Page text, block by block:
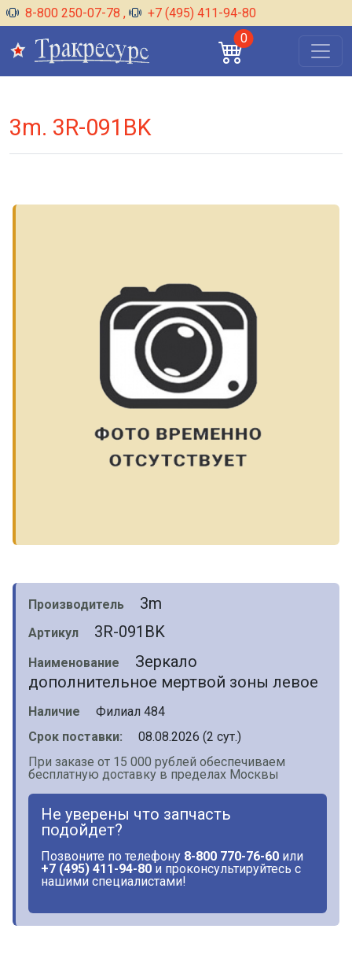
8-800 250-07-78 ,
+7 (495) 411-94-80
0
3m. 3R-091BK
Производитель 3m
Артикул 3R-091BK
Наименование
Зеркало
дополнительное мертвой зоны левое
Наличие
Филиал 484
Срок поставки:
08.08.2026 (2 сут.)
При заказе от 15 000 рублей обеспечиваем
бесплатную доставку в пределах Москвы
Не уверены что запчасть
подойдет?
Позвоните по телефону 8-800 770-76-60 или
+7 (495) 411-94-80 и проконсультируйтесь с
нашими специалистами!